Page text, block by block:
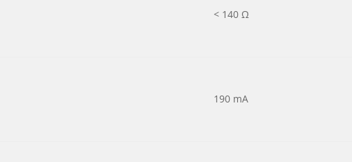
< 140 Ω
190 mA